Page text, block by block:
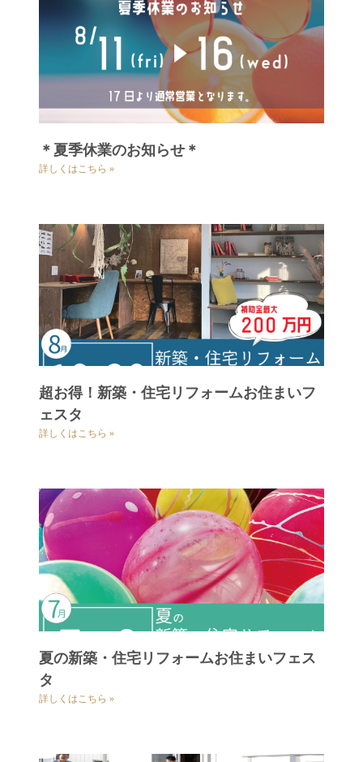
＊夏季休業のお知らせ＊
詳しくはこちら »
超お得！新築・住宅リフォームお住まいフ
ェスタ
詳しくはこちら »
夏の新築・住宅リフォームお住まいフェス
タ
詳しくはこちら »